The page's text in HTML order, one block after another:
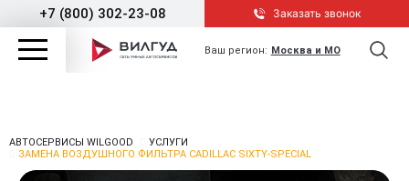
+7 (800) 302-23-08 Заказать звонок
Ваш регион: Москва и МО
АВТОСЕРВИСЫ WILGOOD
УСЛУГИ
ЗАМЕНА ВОЗДУШНОГО ФИЛЬТРА CADILLAC SIXTY-SPECIAL